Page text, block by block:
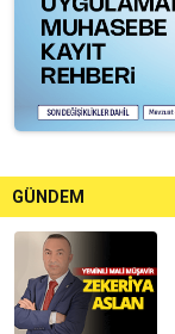
GÜNDEM